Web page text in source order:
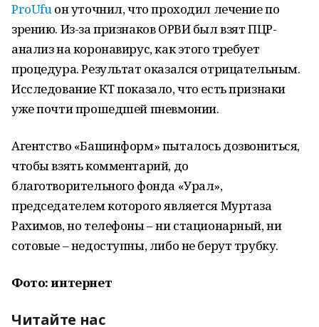
ProUfuон уточнил, что проходил лечение по
зрению. Из-за признаков ОРВИ был взят ПЦР-
анализ на коронавирус, как этого требует
процедура. Результат оказался отрицательным.
Исследование КТ показало, что есть признаки
уже почти прошедшей пневмонии.
Агентство «Башинформ» пыталось дозвониться,
чтобы взять комментарий, до
благотворительного фонда «Урал»,
председателем которого является Муртаза
Рахимов, но телефоны – ни стационарный, ни
сотовые – недоступны, либо не берут трубку.
Фото: интернет
Читайте нас